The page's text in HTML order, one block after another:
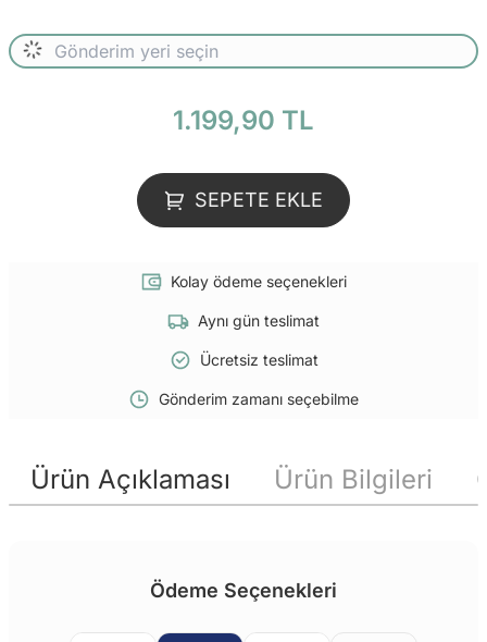
1.199,90 TL
SEPETE EKLE
Kolay ödeme seçenekleri
Aynı gün teslimat
Ücretsiz teslimat
Gönderim zamanı seçebilme
Ürün Açıklaması Ürün Bilgileri
Ödeme Seçenekleri